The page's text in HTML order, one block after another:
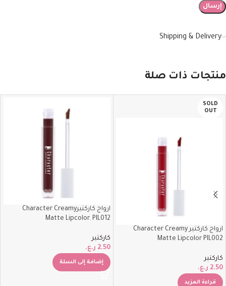
Shipping & Delivery
منتجات ذات صلة
SOLD
OUT
ارواج كاركتير Character Creamy
Matte Lipcolor PIL002
كاركتير
2.50 ر.ع.
قراءة المزيد
ارواج كاركتيرCharacter Creamy
Matte Lipcolor. PIL012
كاركتير
2.50 ر.ع.
إضافة إلى السلة